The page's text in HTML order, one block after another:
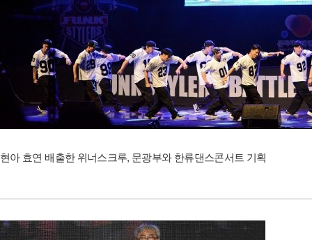
현아 효연 배출한 위너스크루, 문광부와 한류댄스콘서트 기획